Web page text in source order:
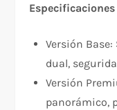
Versión
dual,
Versión
panorámico,